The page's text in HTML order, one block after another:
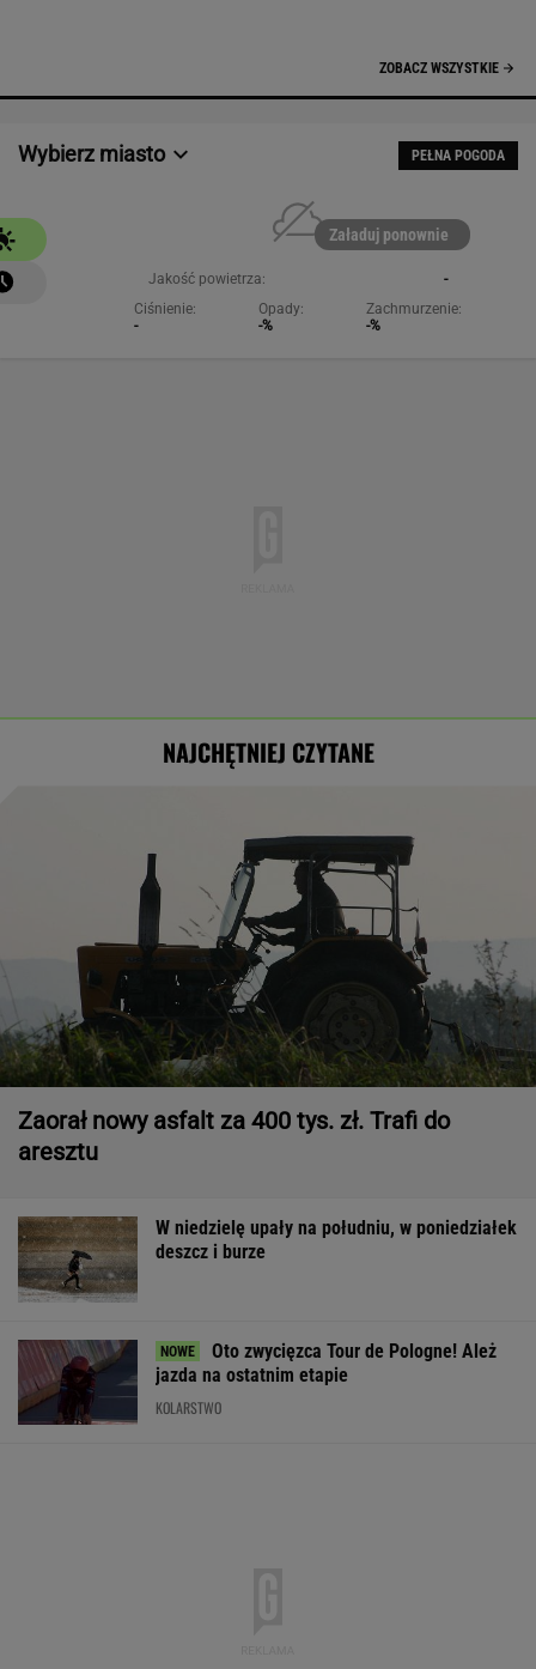
ZOBACZ WSZYSTKIE
Wybierz miasto PEŁNA POGODA
Załaduj ponownie
Jakość powietrza:
-
Ciśnienie:
-
Opady:
-%
Zachmurzenie:
-%
NAJCHĘTNIEJ CZYTANE
Zaorał nowy asfalt za 400 tys. zł. Trafi do
aresztu
W niedzielę upały na południu, w poniedziałek
deszcz i burze
Oto zwycięzca Tour de Pologne! Ależ
jazda na ostatnim etapie
KOLARSTWO